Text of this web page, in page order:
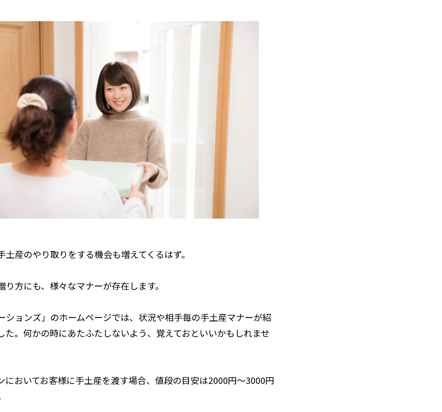
土産のやり取りをする機会も増えてくるはず。
り方にも、様々なマナーが存在します。
ションズ」のホームページでは、状況や相手毎の手土産マナーが紹
た。何かの時にあたふたしないよう、覚えておといいかもしれませ
においてお客様に手土産を渡す場合、値段の目安は2000円～3000円